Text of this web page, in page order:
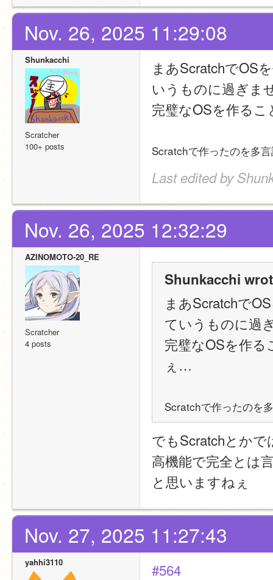
Nov. 26, 2025 11:29:08
Shunkacchi
Scratcher
100+ posts
まあScratchでOS
いうものに過ぎま
完璧なOSを作る
Scratchで作ったのを多
Last edited by
Nov. 26, 2025 12:32:29
AZINOMOTO-20_RE
Scratcher
4 posts
Shunkacchi
まあScratchで
ていうものに過
完璧なOSを作る
ぇ…
Scratchで作ったのを
でもScratchとか
高機能で完全とは
と思いますねぇ
Nov. 27, 2025 11:27:43
yahhi3110
#564